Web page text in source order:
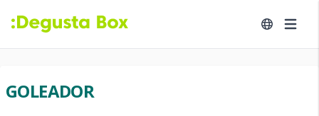
GOLEADOR